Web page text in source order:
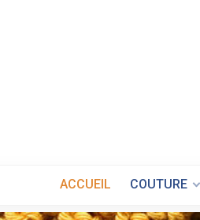
ACCUEIL COUTURE